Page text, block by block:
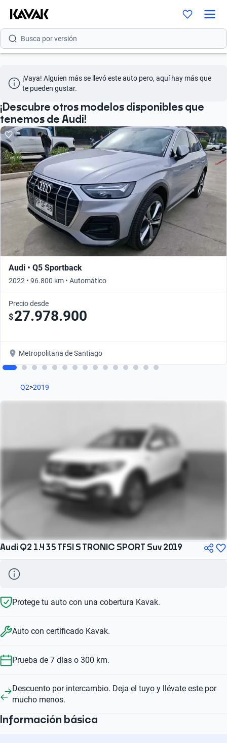
Busca por modelo
Busca por año
¡Vaya! Alguien más se llevó este auto pero, aquí hay más que
te pueden gustar.
¡Descubre otros modelos disponibles que
tenemos de Audi!
Audi • Q5 Sportback
2022 • 96.800 km • Automático
Precio desde
$27.978.900
Metropolitana de Santiago
Q2>2019
Audi Q2 1.4 35 TFSI S TRONIC SPORT Suv 2019
Protege tu auto con una cobertura Kavak.
Auto con certificado Kavak.
Prueba de 7 días o 300 km.
Descuento por intercambio. Deja el tuyo y llévate este por
mucho menos.
Información básica